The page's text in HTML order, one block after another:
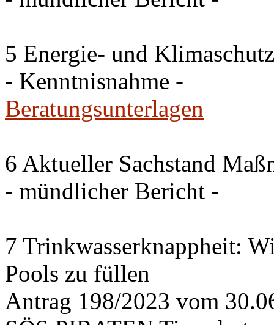
5 Energie- und
- Kenntnisnahme -
Beratungsunterlagen
6 Aktueller Sachstand
- mündlicher Bericht -
7 Trinkwasserknappheit:
Pools zu füllen
Antrag 198/2023 vom